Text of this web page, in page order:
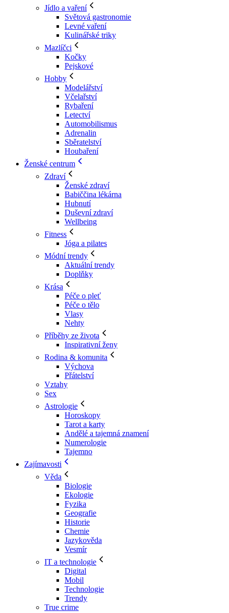
Jídlo a vaření
Světová gastronomie
Levné vaření
Kulinářské triky
Mazlíčci
Kočky
Pejskové
Hobby
Modelářství
Včelařství
Rybaření
Letectví
Automobilismus
Adrenalin
Sběratelství
Houbaření
Ženské centrum
Zdraví
Ženské zdraví
Babiččina lékárna
Hubnutí
Duševní zdraví
Wellbeing
Fitness
Jóga a pilates
Módní trendy
Aktuální trendy
Doplňky
Krása
Péče o pleť
Péče o tělo
Vlasy
Nehty
Příběhy ze života
Inspirativní ženy
Rodina & komunita
Výchova
Přátelství
Vztahy
Sex
Astrologie
Horoskopy
Tarot a karty
Andělé a tajemná znamení
Numerologie
Tajemno
Zajímavosti
Věda
Biologie
Ekologie
Fyzika
Geografie
Historie
Chemie
Jazykověda
Vesmír
IT a technologie
Digital
Mobil
Technologie
Trendy
True crime